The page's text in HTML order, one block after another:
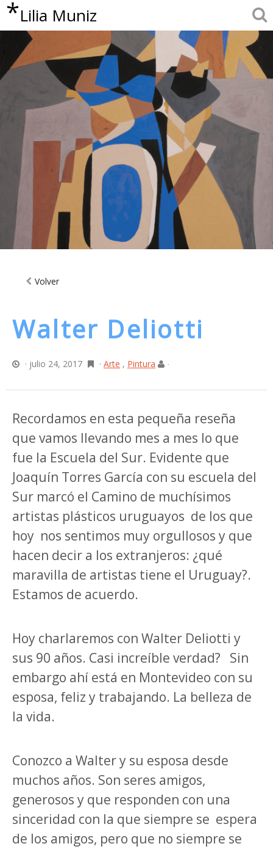
*Lilia Muniz
Volver
Walter Deliotti
· julio 24, 2017 · Arte , Pintura ·
Recordamos en esta pequeña reseña
que vamos llevando mes a mes lo que
fue la Escuela del Sur. Evidente que
Joaquín Torres García con su escuela del
Sur marcó el Camino de muchísimos
artistas plásticos uruguayos de los que
hoy nos sentimos muy orgullosos y que
hacen decir a los extranjeros: ¿qué
maravilla de artistas tiene el Uruguay?.
Estamos de acuerdo.
Hoy charlaremos con Walter Deliotti y
sus 90 años. Casi increíble verdad?
Sin
embargo ahí está en Montevideo con su
esposa, feliz y trabajando. La belleza de
la vida.
Conozco a Walter y su esposa desde
muchos años. Son seres amigos,
generosos y que responden con una
sinceridad con la que siempre se espera
de los amigos, pero que no siempre se